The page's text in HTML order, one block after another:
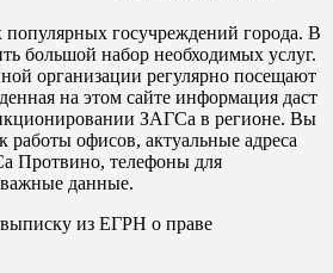
госучреждений города. В
большой набор необходимых услуг.
организации регулярно посещают
на этом сайте информация даст
ЗАГСа в регионе. Вы
работы офисов, актуальные адреса
Протвино, телефоны для
важные данные.
из ЕГРН о праве